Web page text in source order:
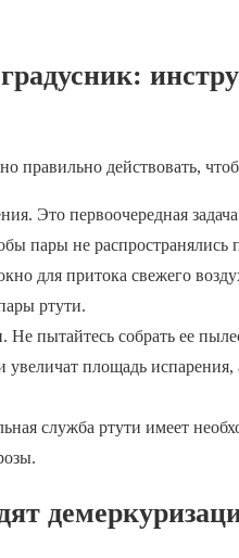
правильно действовать,
Это первоочередная
пары не распространялись
для притока свежего
ртути.
Не пытайтесь собрать ее
увеличат площадь
служба ртути имеет